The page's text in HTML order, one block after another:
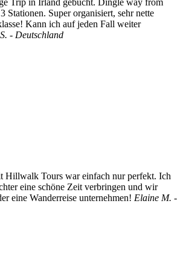
Stationen. Super organisiert, sehr nette
Kann ich auf jeden Fall weiter
- Deutschland
Hillwalk Tours war einfach nur perfekt. Ich
eine schöne Zeit verbringen und wir
eine Wanderreise unternehmen! Elaine M. -